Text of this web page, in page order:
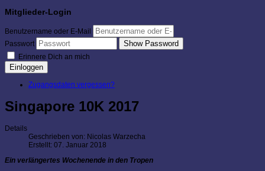
Mitglieder-Login
Benutzername oder E-Mail
Passwort
Show Password
Erinnere Dich an mich
Einloggen
Zugangsdaten vergessen?
Singapore 10K 2017
Details
Geschrieben von: Nicolas Warzecha
Erstellt: 07. Januar 2018
Ein verlängertes Wochenende in den Tropen